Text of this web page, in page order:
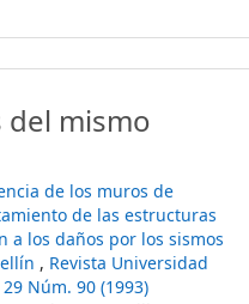
del mismo
de los muros de
de las estructuras
a los daños por los sismos
, Revista Universidad
Núm. 90 (1993)